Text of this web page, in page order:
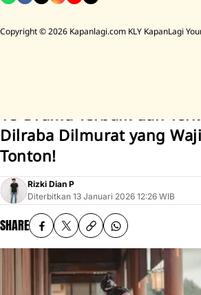
Copyright © 2026 Kapanlagi.com KLY KapanLagi
BREAKING
NEWS Cerita Rumah Mendiang Diding
15 Drama Terbaik dan
Dilraba Dilmurat yang
Tonton!
Rizki Dian P
Diterbitkan 13 Januari 2026 12:26 WIB
SHARE